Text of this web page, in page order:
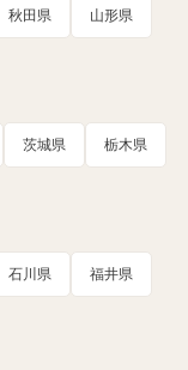
秋田県 山形県
茨城県 栃木県
石川県 福井県